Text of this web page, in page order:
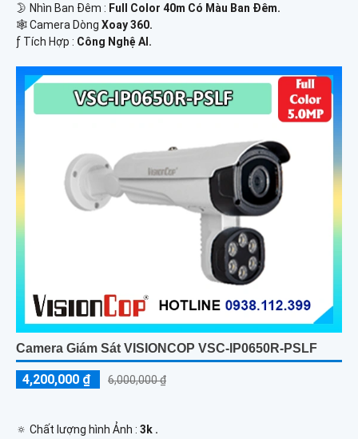
🌛 Nhìn Ban Đêm : Full Color 40m Có Màu Ban Ðêm.
🕸️ Camera Dòng Xoay 360.
️ƒ Tích Hợp : Công Nghệ AI.
Camera Giám Sát VISIONCOP VSC-IP0650R-PSLF
4,200,000 ₫ 6,000,000 ₫
🔅 Chất lượng hình Ảnh : 3k .